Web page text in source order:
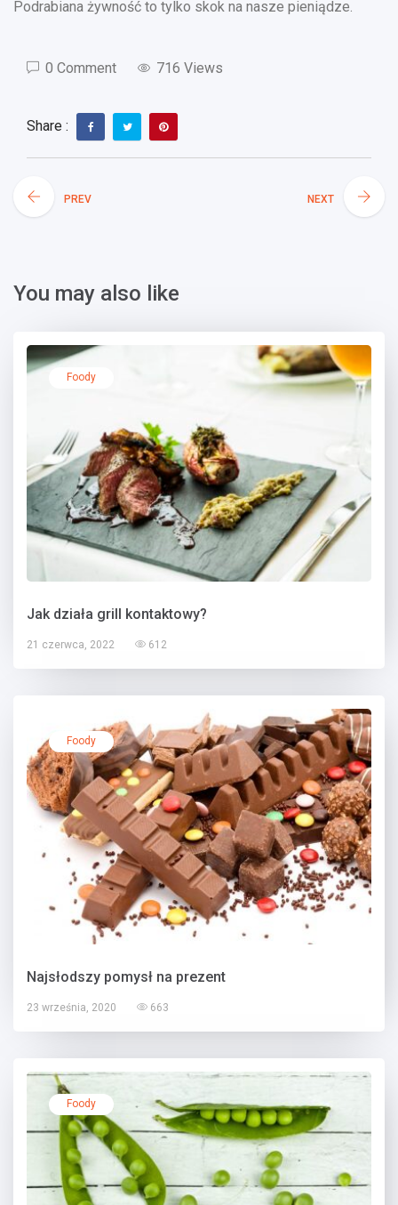
Podrabiana żywność to tylko skok na nasze pieniądze.
0 Comment 716 Views
Share :
PREV NEXT
You may also like
Foody
Jak działa grill kontaktowy?
21 czerwca, 2022 612
Foody
Najsłodszy pomysł na prezent
23 września, 2020 663
Foody